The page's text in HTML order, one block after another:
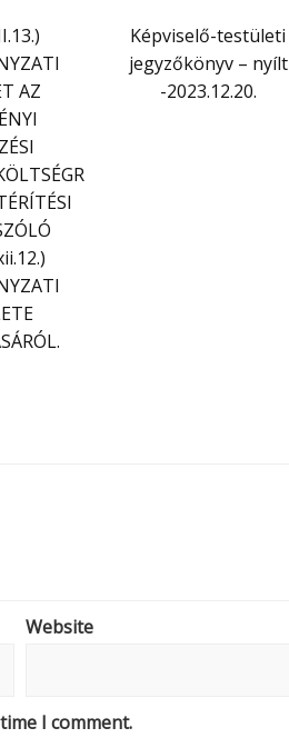
AZ
Képviselő-testületi
jegyzőkönyv – nyílt
-2023.12.20.
Website
I comment.